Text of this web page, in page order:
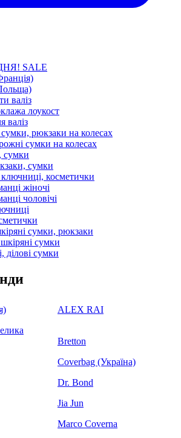
SALE
валіз
лоукост
валіз
рюкзаки на колесах
сумки на колесах
сумки
сумки
косметички
жіночі
чоловічі
сумки, рюкзаки
сумки
ділові сумки
ALEX RAI
Bretton
Coverbag (Україна)
Dr. Bond
Jia Jun
Marco Coverna